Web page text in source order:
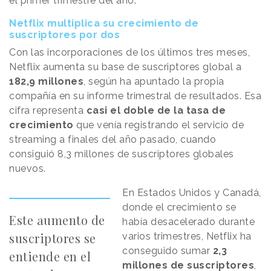
Netflix multiplica su crecimiento de
suscriptores por dos
Con las incorporaciones de los últimos tres meses,
Netflix aumenta su base de suscriptores global a
182,9 millones, según ha apuntado la propia
compañía en su informe trimestral de resultados. Esa
cifra representa casi el doble de la tasa de
crecimiento que venía registrando el servicio de
streaming a finales del año pasado, cuando
consiguió 8,3 millones de suscriptores globales
nuevos.
Este aumento de
suscriptores se
entiende en el
En Estados Unidos y Canadá,
donde el crecimiento se
había desacelerado durante
varios trimestres, Netflix ha
conseguido sumar 2,3
millones de suscriptores,